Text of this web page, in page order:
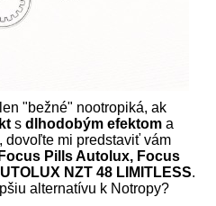
"bežné" nootropiká, ak
s dlhodobým efektom a
, dovoľte mi predstaviť vám
Focus Pills Autolux, Focus
NZT 48 LIMITLESS.
alternatívu k Notropy?